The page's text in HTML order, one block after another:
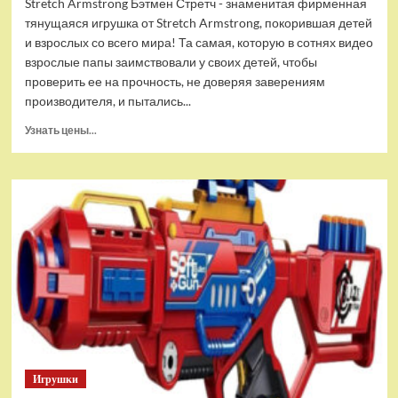
Stretch Armstrong Бэтмен Стретч - знаменитая фирменная
тянущаяся игрушка от Stretch Armstrong, покорившая детей
и взрослых со всего мира! Та самая, которую в сотнях видео
взрослые папы заимствовали у своих детей, чтобы
проверить ее на прочность, не доверяя заверениям
производителя, и пытались...
Узнать цены...
Тянущаяся
игрушка
Stretch
Armstrong
Бэтмен
Стретч
Игрушки